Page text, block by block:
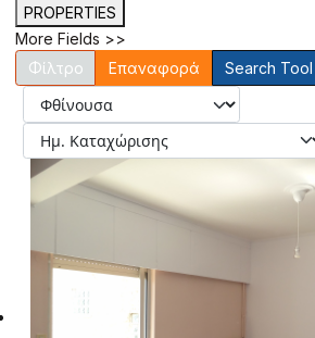
PROPERTIES
More Fields >>
Επαναφορά
Search Tool